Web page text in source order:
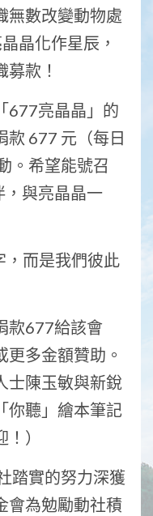
無數改變動物處
晶化作星辰，
款！
677亮晶晶」的
款 677 元（每日
。希望能號召
與亮晶晶一
，而是我們彼此
款677給該會
更多金額贊助。
士陳玉敏與新銳
你聽」繪本筆記
）
踏實的努力深獲
會為勉勵動社積